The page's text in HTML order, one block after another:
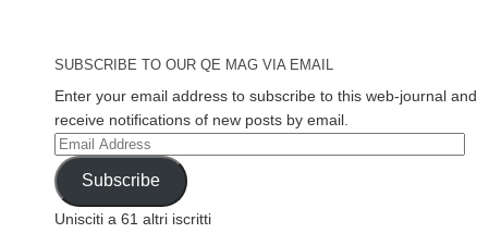
SUBSCRIBE TO OUR QE MAG VIA EMAIL
Enter your email address to subscribe to this web-journal and
receive notifications of new posts by email.
Email
Address
Subscribe
Unisciti a 61 altri iscritti